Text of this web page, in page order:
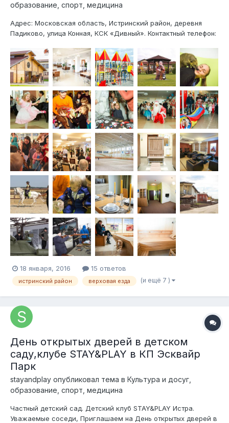
образование, спорт, медицина
Адрес: Московская область, Истринский район, деревня
Падиково, улица Конная, КСК «Дивный». Контактный телефон:
life@kskdivniy.ru Facebook: https://www.facebook.com/kskdivnij
Вконтакте: https://vk.com/club53305461 КСК "Дивный" -
уникальный со...
18 января, 2016 15 ответов
истринский район верховая езда (и ещё 7 )
День открытых дверей в детском
саду,клубе STAY&PLAY в КП Эсквайр
Парк
stayandplay опубликовал тема в Культура и досуг,
образование, спорт, медицина
Частный детский сад. Детский клуб STAY&PLAY Истра.
Уважаемые соседи, Приглашаем на День открытых дверей в